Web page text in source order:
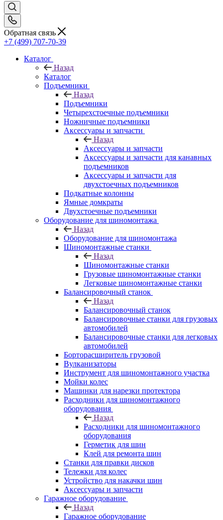
Обратная связь
+7 (499) 707-70-39
Каталог
Назад
Каталог
Подъемники
Назад
Подъемники
Четырехстоечные подъемники
Ножничные подъемники
Аксессуары и запчасти
Назад
Аксессуары и запчасти
Аксессуары и запчасти для канавных
подъемников
Аксессуары и запчасти для
двухстоечных подъемников
Подкатные колонны
Ямные домкраты
Двухстоечные подъемники
Оборудование для шиномонтажа
Назад
Оборудование для шиномонтажа
Шиномонтажные станки
Назад
Шиномонтажные станки
Грузовые шиномонтажные станки
Легковые шиномонтажные станки
Балансировочный станок
Назад
Балансировочный станок
Балансировочные станки для грузовых
автомобилей
Балансировочные станки для легковых
автомобилей
Борторасширитель грузовой
Вулканизаторы
Инструмент для шиномонтажного участка
Мойки колес
Машинки для нарезки протектора
Расходники для шиномонтажного
оборудования
Назад
Расходники для шиномонтажного
оборудования
Герметик для шин
Клей для ремонта шин
Станки для правки дисков
Тележки для колес
Устройство для накачки шин
Аксессуары и запчасти
Гаражное оборудование
Назад
Гаражное оборудование